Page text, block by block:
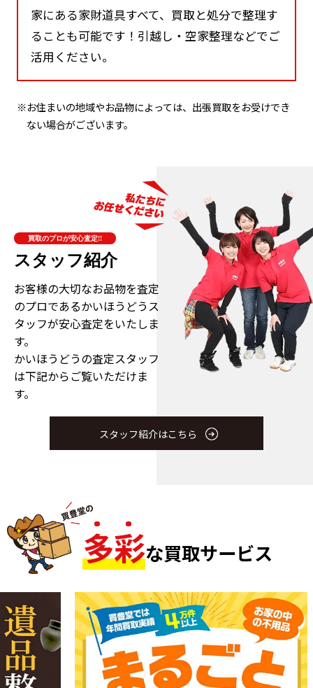
家にある家財道具すべて、買取と処分で整理す
ることも可能です！引越し・空家整理などでご
活用ください。
※お住まいの地域やお品物によっては、出張買取をお受けでき
ない場合がございます。
買取のプロが安心査定!!
スタッフ紹介
お客様の大切なお品物を査定
のプロであるかいほうどうス
タッフが安心査定をいたしま
す。
かいほうどうの査定スタッフ
は下記からご覧いただけま
す。
スタッフ紹介はこちら
多彩な買取サービス